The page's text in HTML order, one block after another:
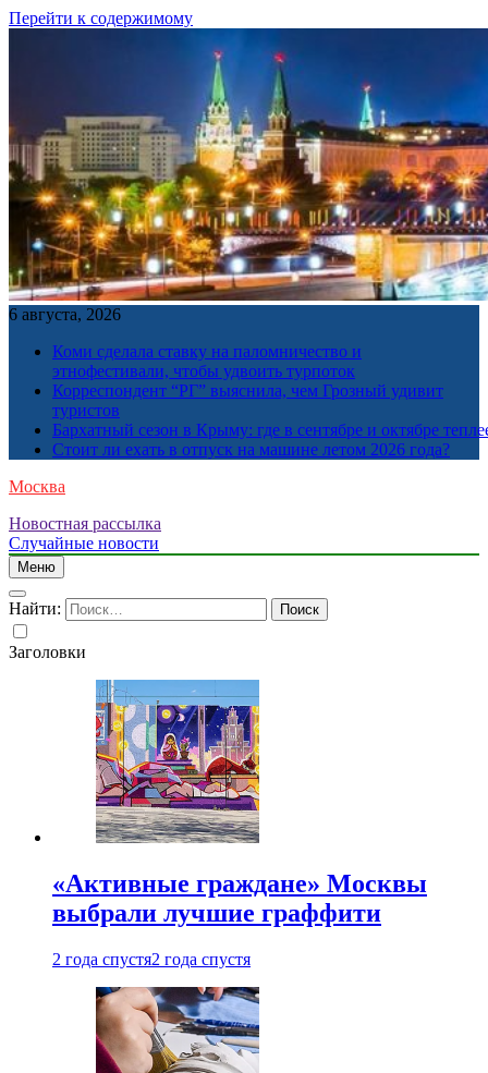
Перейти к содержимому
6 августа, 2026
Коми сделала ставку на паломничество и
этнофестивали, чтобы удвоить турпоток
Корреспондент “РГ” выяснила, чем Грозный удивит
туристов
Бархатный сезон в Крыму: где в сентябре и октябре
Стоит ли ехать в отпуск на машине летом 2026 года?
Москва
Новостная рассылка
Случайные новости
Меню
Найти:
Заголовки
«Активные граждане» Москвы
выбрали лучшие граффити
2 года спустя2 года спустя